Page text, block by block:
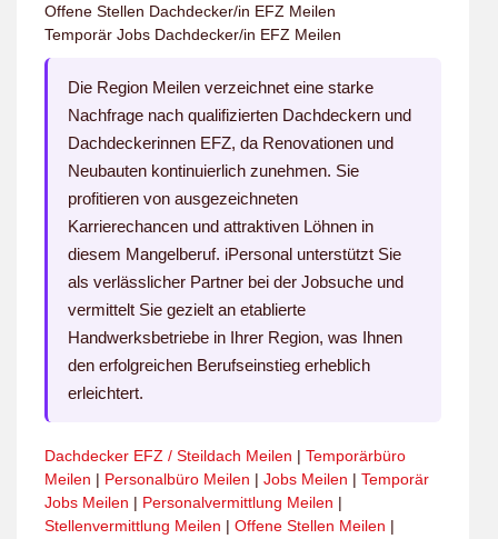
Offene Stellen Dachdecker/in EFZ Meilen
Temporär Jobs Dachdecker/in EFZ Meilen
Die Region Meilen verzeichnet eine starke
Nachfrage nach qualifizierten Dachdeckern und
Dachdeckerinnen EFZ, da Renovationen und
Neubauten kontinuierlich zunehmen. Sie
profitieren von ausgezeichneten
Karrierechancen und attraktiven Löhnen in
diesem Mangelberuf. iPersonal unterstützt Sie
als verlässlicher Partner bei der Jobsuche und
vermittelt Sie gezielt an etablierte
Handwerksbetriebe in Ihrer Region, was Ihnen
den erfolgreichen Berufseinstieg erheblich
erleichtert.
Dachdecker EFZ / Steildach Meilen | Temporärbüro
Meilen | Personalbüro Meilen | Jobs Meilen | Temporär
Jobs Meilen | Personalvermittlung Meilen |
Stellenvermittlung Meilen | Offene Stellen Meilen |